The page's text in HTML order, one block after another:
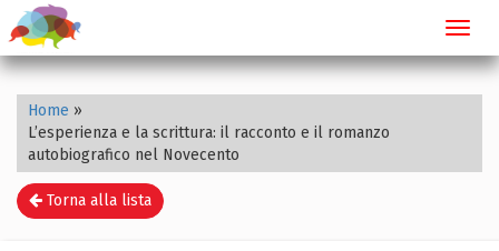
Home »
L’esperienza e la scrittura: il racconto e il romanzo
autobiografico nel Novecento
Torna alla lista